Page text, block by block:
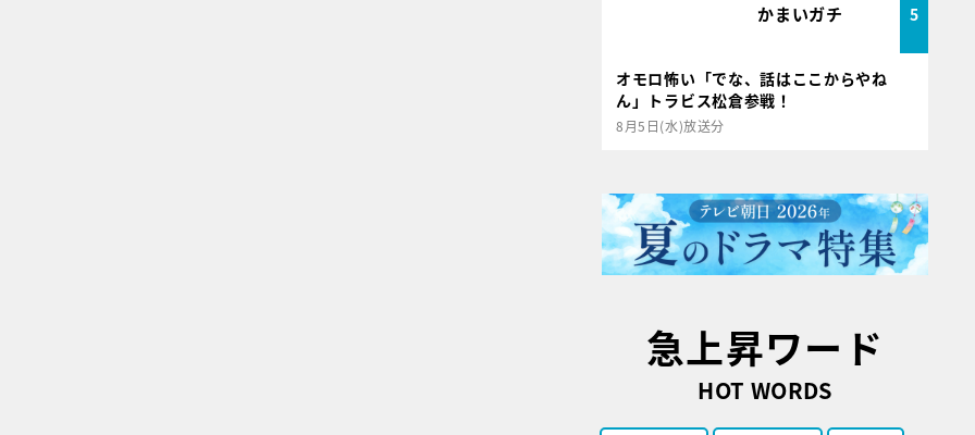
かまいガチ 5
オモロ怖い「でな、話はここからやね
ん」トラビス松倉参戦！
8月5日(水)放送分
急上昇ワード
HOT WORDS